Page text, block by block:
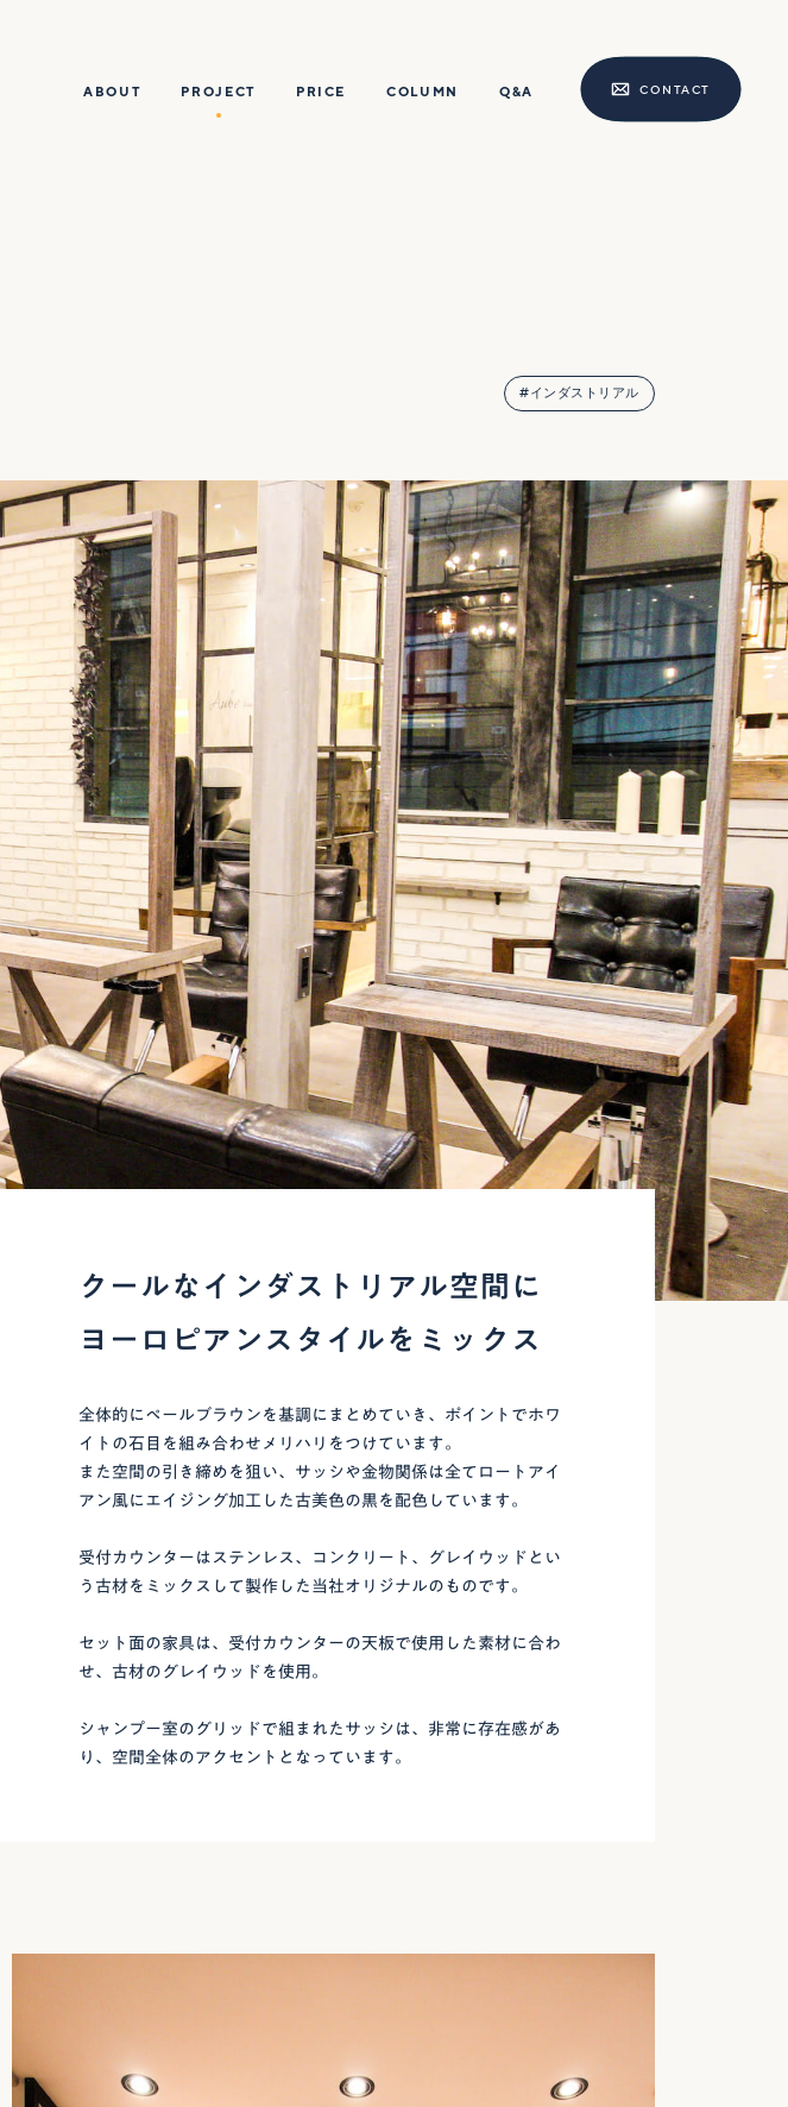
ABOUT PROJECT PRICE COLUMN Q&A CONTACT
#インダストリアル
クールなインダストリアル空間に
ヨーロピアンスタイルをミックス
全体的にペールブラウンを基調にまとめていき、ポイントでホワ
イトの石目を組み合わせメリハリをつけています。
また空間の引き締めを狙い、サッシや金物関係は全てロートアイ
アン風にエイジング加工した古美色の黒を配色しています。
受付カウンターはステンレス、コンクリート、グレイウッドとい
う古材をミックスして製作した当社オリジナルのものです。
セット面の家具は、受付カウンターの天板で使用した素材に合わ
せ、古材のグレイウッドを使用。
シャンプー室のグリッドで組まれたサッシは、非常に存在感があ
り、空間全体のアクセントとなっています。